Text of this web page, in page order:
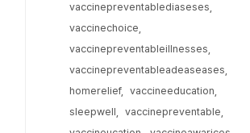
vaccinepreventablediaseses
vaccinechoice
vaccinepreventableillnesses
vaccinepreventableadeaseases
homerelief
vaccineeducation
sleepwell
vaccinepreventable